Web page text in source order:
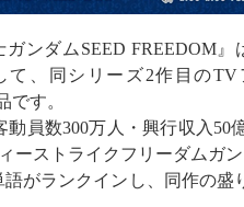
ンダムSEED FREEDOM
て、同シリーズ2作目の
です。
動員数300万人・興行収入
ーストライクフリーダムガ
語がランクインし、同作の